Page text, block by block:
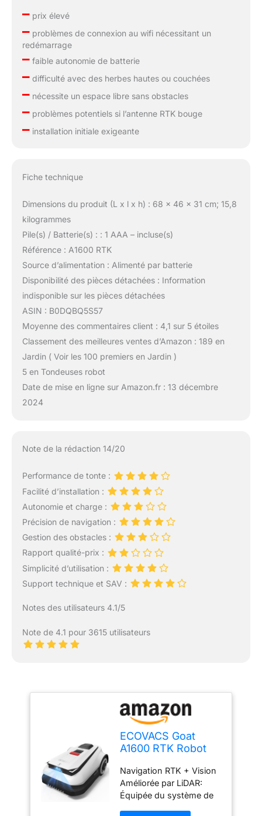
résultats de tonte
Modifiables, Tonte
connectant à
l'application ECOVACS
des modes de tonte
personnalisables et des
obstacles. La direction
modifiée pour s'adapter
à divers paysages,
couverture uniforme et
réduisant l'usure de la
pelouse.
–prix élevé
–problèmes de connexion au wifi nécessitant un
redémarrage
–faible autonomie de batterie
–difficulté avec des herbes hautes ou couchées
–nécessite un espace libre sans obstacles
–problèmes potentiels si l’antenne RTK bouge
–installation initiale exigeante
Fiche technique
Dimensions du produit (L x l x h) : 68 x 46 x 31 cm; 15,8
kilogrammes
Pile(s) / Batterie(s) : : 1 AAA – incluse(s)
Référence : A1600 RTK
Source d’alimentation : Alimenté par batterie
Disponibilité des pièces détachées : Information
indisponible sur les pièces détachées
ASIN : B0DQBQ5S57
Moyenne des commentaires client : 4,1 sur 5 étoiles
Classement des meilleures ventes d’Amazon : 189 en
Jardin ( Voir les 100 premiers en Jardin )
5 en Tondeuses robot
Date de mise en ligne sur Amazon.fr : 13 décembre
2024
Note de la rédaction 14/20
Performance de tonte :
Facilité d’installation :
Autonomie et charge :
Précision de navigation :
Gestion des obstacles :
Rapport qualité-prix :
Simplicité d’utilisation :
Support technique et SAV :
Notes des utilisateurs 4.1/5
Note de 4.1 pour 3615 utilisateurs
ECOVACS Goat
A1600 RTK Robot
périphérique 1600
m², Navigation
RTK+Vision
Améliorée par
Navigation RTK + Vision
Améliorée par LiDAR:
Équipée du système de